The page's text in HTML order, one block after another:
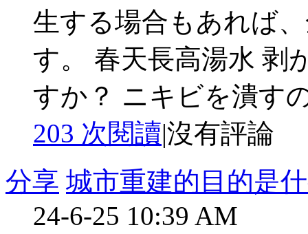
生する場合もあれば
す。 春天長高湯水 剥
すか？ ニキビを潰す
203 次閱讀|沒有評論
分享 城市重建的目的是
24-6-25 10:39 AM